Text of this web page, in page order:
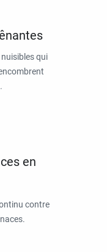
qui
en
contre